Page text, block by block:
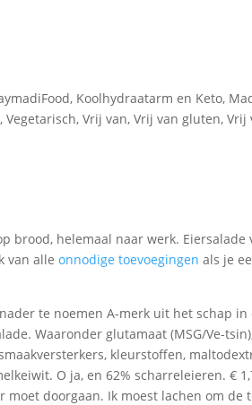
, Koolhydraatarm en Keto,
,Vegetarisch,Vrij van,Vrij van gluten,Vrij
brood, helemaal naar werk. Eiersalade
van alleonnodige toevoegingen als je
te noemen A-merk uit het schap
Waaronder glutamaat (MSG/Ve-
kleurstoffen,
O ja, en 62% scharreleieren. €
doorgaan. Ik moest lachen om de